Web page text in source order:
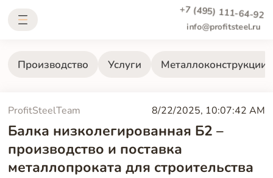
+7 (495) 111-64-92
info@profitsteel.ru
Производство Услуги Металлоконструкции
ProfitSteelTeam 8/22/2025, 10:07:42 AM
Балка низколегированная Б2 –
производство и поставка
металлопроката для строительства